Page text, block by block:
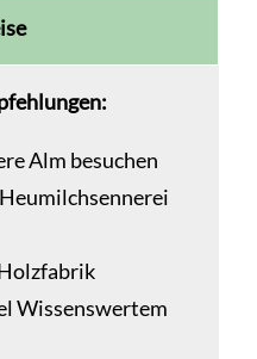
Alm besuchen
Wissenswertem